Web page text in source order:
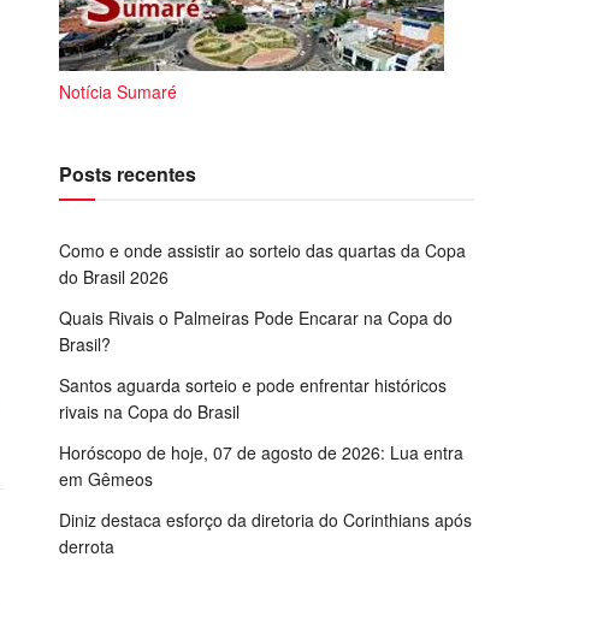
Notícia Sumaré
Posts recentes
Como e onde assistir ao sorteio das quartas da Copa
do Brasil 2026
Quais Rivais o Palmeiras Pode Encarar na Copa do
Brasil?
Santos aguarda sorteio e pode enfrentar históricos
rivais na Copa do Brasil
Horóscopo de hoje, 07 de agosto de 2026: Lua entra
em Gêmeos
Diniz destaca esforço da diretoria do Corinthians após
derrota